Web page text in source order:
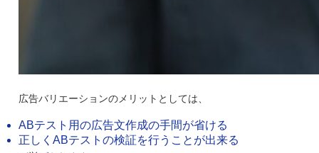
広告バリエーションのメリットとしては、
ABテスト用の広告文作成の手間が省ける
正しくABテストの検証を行うことが出来る